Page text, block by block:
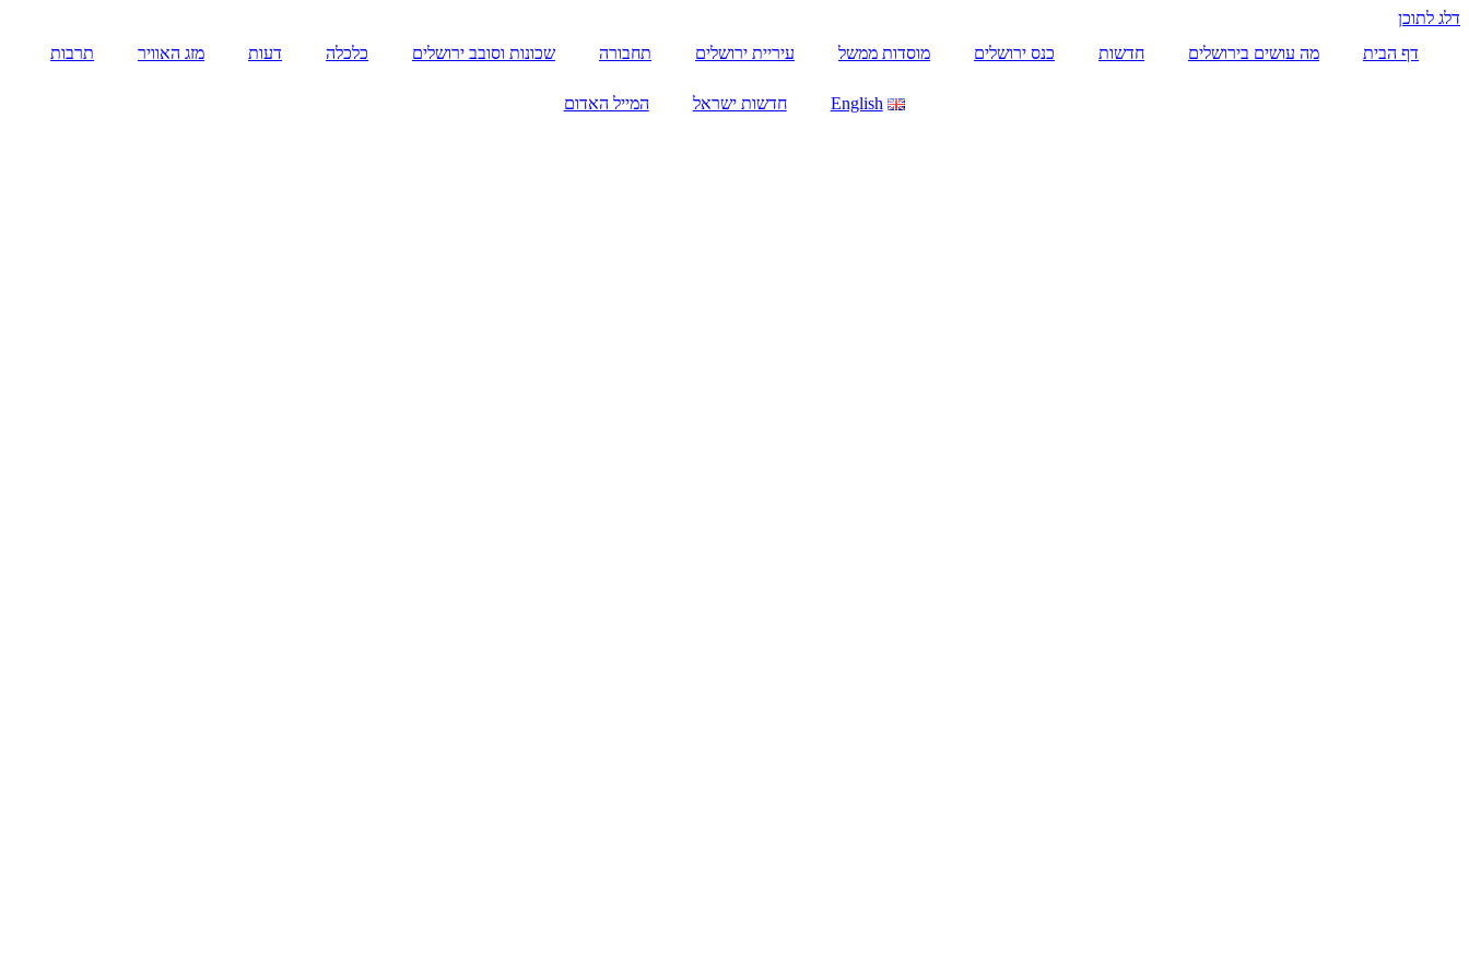
דלג לתוכן
דף הבית
מה עושים בירושלים חדשות כנס ירושלים מוסדות ממשל עיריית ירושלים תחבורה שכונות וסובב ירושלים כלכלה דעות מזג האוויר תרבות
English חדשות ישראל המייל האדום